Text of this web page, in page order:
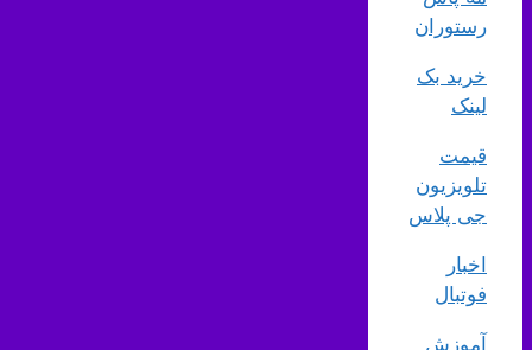
رستوران
خرید بک
لینک
قیمت
تلویزیون
جی پلاس
اخبار
فوتبال
آموزش